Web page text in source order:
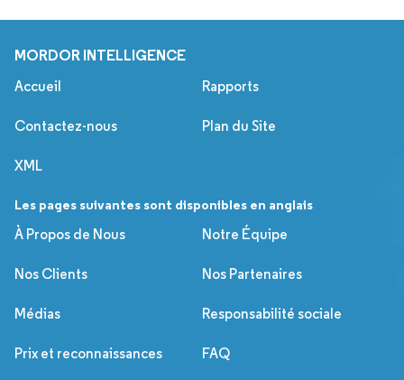
MORDOR INTELLIGENCE
Accueil Rapports
Contactez-nous Plan du Site
XML
Les pages suivantes sont disponibles en anglais
À Propos de Nous
Notre Équipe
Nos Clients Nos Partenaires
Médias Responsabilité sociale
Prix et reconnaissances FAQ